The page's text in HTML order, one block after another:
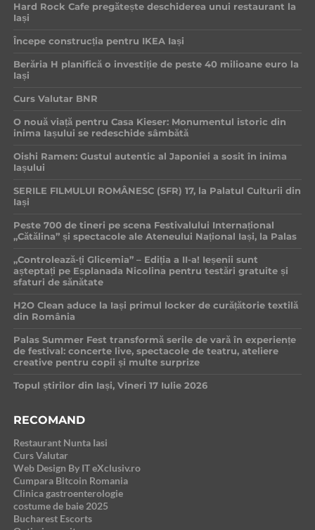
Hard Rock Cafe pregătește deschiderea unui restaurant la
Iași
Începe construcția pentru IKEA Iași
Berăria H planifică o investiție de peste 40 milioane euro la
Iași
Curs Valutar BNR
O nouă viață pentru Casa Kieser: Monumentul istoric din
inima Iașului se redeschide sâmbătă
Oishi Ramen: Gustul autentic al Japoniei a sosit în inima
Iașului
SERILE FILMULUI ROMÂNESC (SFR) 17, la Palatul Culturii din
Iași
Peste 700 de tineri pe scena Festivalului Internațional
„Cătălina” și spectacole ale Ateneului Național Iași, la Palas
„Controlează-ți Glicemia” – Ediția a II-a! Ieșenii sunt
așteptați pe Esplanada Nicolina pentru testări gratuite și
sfaturi de sănătate
H2O Clean aduce la Iași primul locker de curățătorie textilă
din România
Palas Summer Fest transformă serile de vară în experiențe
de festival: concerte live, spectacole de teatru, ateliere
creative pentru copii și multe surprize
Topul știrilor din Iași, Vineri 17 Iulie 2026
RECOMAND
Restaurant Nunta Iasi
Curs Valutar
Web Design By IT eXclusiv.ro
Cumpara Bitcoin Romania
Clinica gastroenterologie
costume de baie 2025
Bucharest Escorts